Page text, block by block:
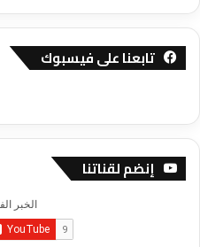
تابعنا على فيسبوك
إنضم لقناتنا